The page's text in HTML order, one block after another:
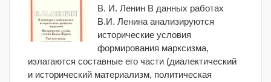
В. И. Ленин В данных работах
В.И. Ленина анализируются
исторические условия
формирования марксизма,
излагаются составные его части (диалектический
и исторический материализм, политическая